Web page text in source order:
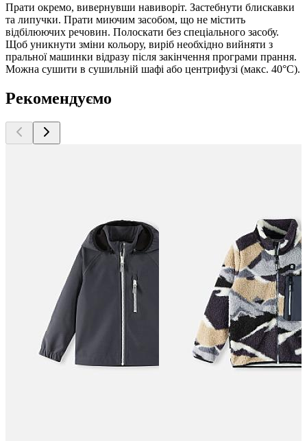
Прати окремо, вивернувши навиворіт. Застебнути блискавки
та липучки. Прати миючим засобом, що не містить
відбілюючих речовин. Полоскати без спеціального засобу.
Щоб уникнути зміни кольору, виріб необхідно вийняти з
пральної машинки відразу після закінчення програми прання.
Можна сушити в сушильній шафі або центрифузі (макс. 40°C).
Рекомендуємо